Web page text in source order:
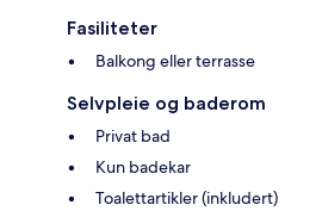
Fasiliteter
Balkong eller terrasse
Selvpleie og baderom
Privat bad
Kun badekar
Toalettartikler (inkludert)